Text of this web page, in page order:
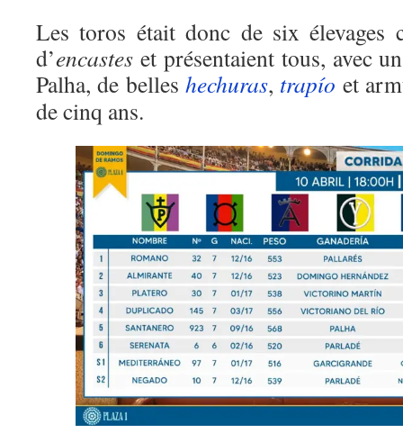
Les toros était donc de six élevages
d’encastes et présentaient tous, avec
Palha, de belles hechuras, trapío et
de cinq ans.